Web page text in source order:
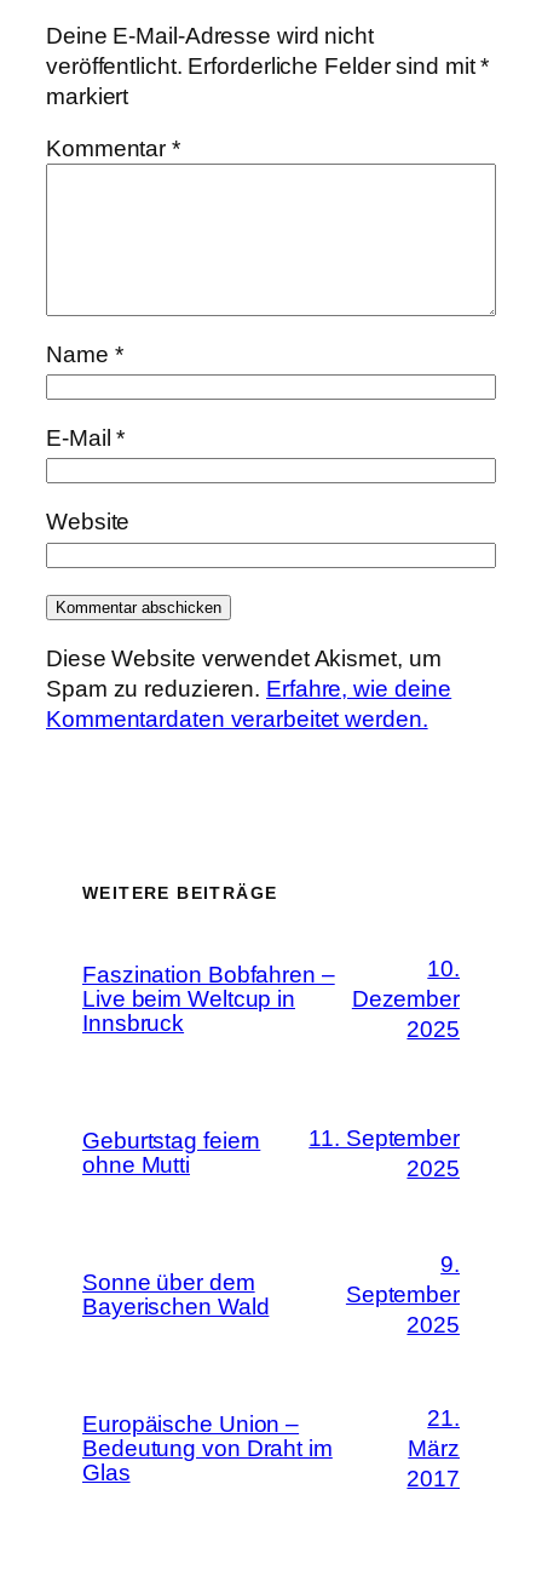
Deine E-Mail-Adresse wird nicht
veröffentlicht. Erforderliche Felder sind mit*
markiert
Kommentar*
Name *
E-Mail*
Website
Diese Website verwendet Akismet, um
Spam zu reduzieren. Erfahre, wie deine
Kommentardaten verarbeitet werden.
WEITERE BEITRÄGE
Faszination Bobfahren –
Live beim Weltcup in
Innsbruck
10.
Dezember
2025
Geburtstag feiern
ohne Mutti
11. September
2025
Sonne über dem
Bayerischen Wald
9.
September
2025
Europäische Union –
Bedeutung von Draht im
Glas
21.
März
2017